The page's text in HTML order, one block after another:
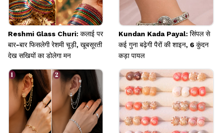
Reshmi Glass Churi: कलाई पर
बार-बार फिसलेगी रेशमी चूड़ी, खूबसूरती
देख सखियों का डोलेगा मन
Kundan Kada Payal: सिंपल से
कई गुना बढ़ेगी पैरों की शाइन, 6 कुंदन
कड़ा पायल